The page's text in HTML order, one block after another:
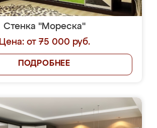
Стенка "Мореска"
Цена: от 75 000 руб.
ПОДРОБНЕЕ